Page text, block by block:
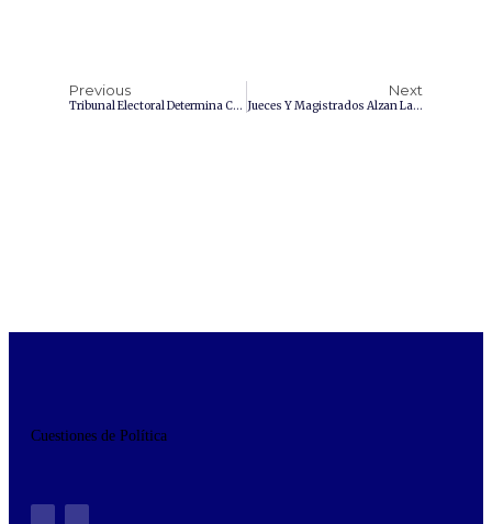
Previous
Tribunal Electoral Determina Coacción De Voto Por Parte De AMLO
Next
Jueces Y Magistrados Alzan La Voz Contra La Reforma Judicial Y Niegan Ser Corruptos
Cuestiones de Política